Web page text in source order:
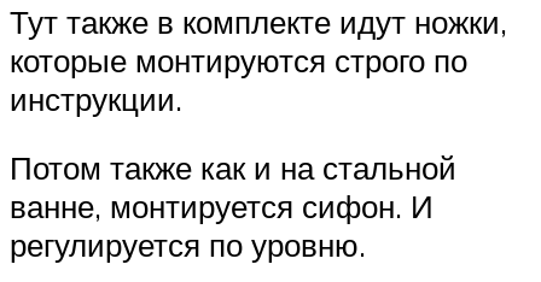
Тут также в комплекте идут ножки,
которые монтируются строго по
инструкции.
Потом также как и на стальной
ванне, монтируется сифон. И
регулируется по уровню.